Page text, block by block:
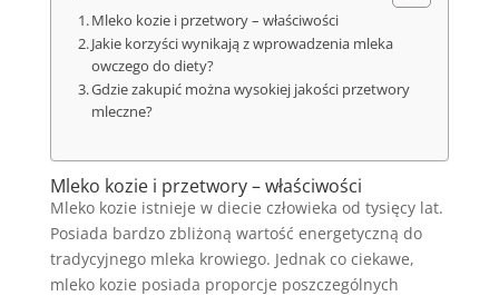
Mleko kozie i przetwory – właściwości
Jakie korzyści wynikają z wprowadzenia mleka
owczego do diety?
Gdzie zakupić można wysokiej jakości przetwory
mleczne?
Mleko kozie i przetwory – właściwości
Mleko kozie istnieje w diecie człowieka od tysięcy lat.
Posiada bardzo zbliżoną wartość energetyczną do
tradycyjnego mleka krowiego. Jednak co ciekawe,
mleko kozie posiada proporcje poszczególnych